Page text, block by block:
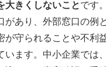
大きくしないことです
あり、外部窓口の例
が守られることや不利
います。中小企業では